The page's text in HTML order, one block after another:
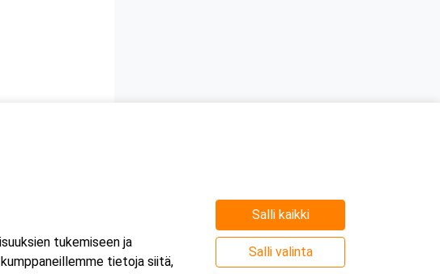
ja
kortti ei oletukemiseen ja
kumppaneillemme tietoja siitä,
Salli kaikki
Salli valinta